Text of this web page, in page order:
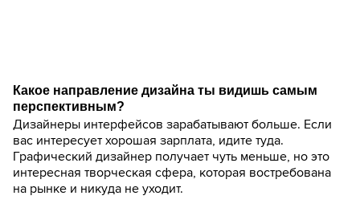
Какое направление дизайна ты видишь самым
перспективным?
Дизайнеры интерфейсов зарабатывают больше. Если
вас интересует хорошая зарплата, идите туда.
Графический дизайнер получает чуть меньше, но это
интересная творческая сфера, которая востребована
на рынке и никуда не уходит.